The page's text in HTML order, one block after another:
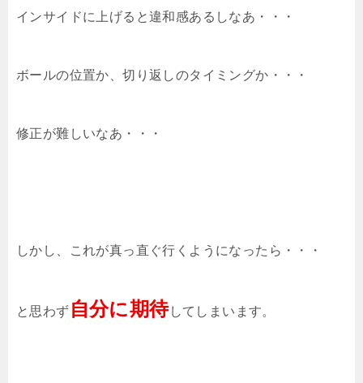
インサイドに上げると違和感あるしなあ・・・
ボールの位置か、切り返しのタイミングか・・・
修正が難しいなあ・・・
しかし、これが真っ直ぐ行くようになったら・・・
と思わず自分に期待してしまいます。